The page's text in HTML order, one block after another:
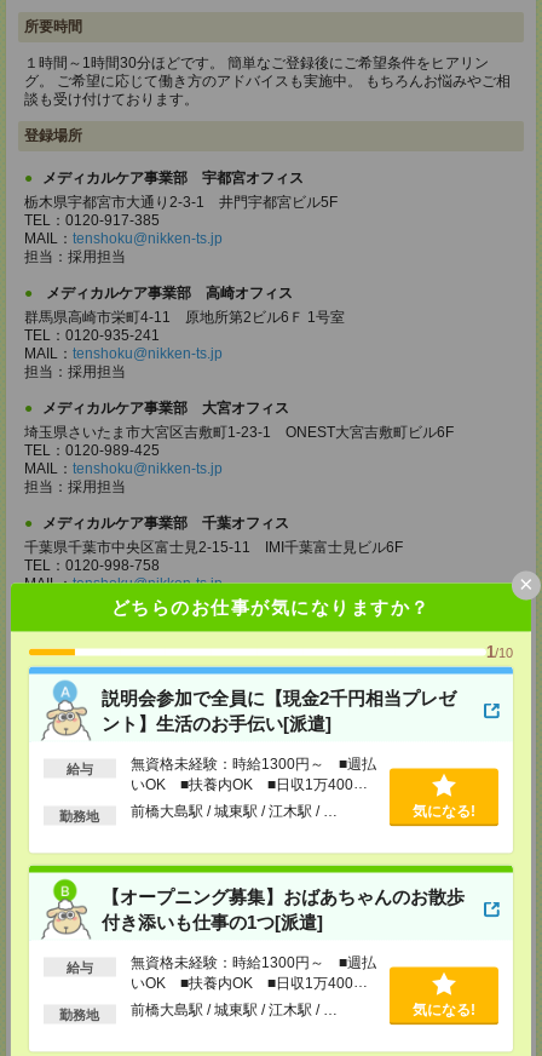
どちらのお仕事が気になりますか？
1/10
説明会参加で全員に【現金2千円相当プレゼ
ント】生活のお手伝い[派遣]
給与
無資格未経験：時給1300円～ ■週払
いOK ■扶養内OK ■日収1万400円
以上
勤務地 前橋大島駅 / 城東駅 / 江木駅 / … 気になる!
【オープニング募集】おばあちゃんのお散歩
付き添いも仕事の1つ[派遣]
給与
無資格未経験：時給1300円～ ■週払
いOK ■扶養内OK ■日収1万400円
以上
勤務地 前橋大島駅 / 城東駅 / 江木駅 / … 気になる!
×
所要時間
１時間～1時間30分ほどです。 簡単なご登録後にご希望条件をヒアリン
グ。 ご希望に応じて働き方のアドバイスも実施中。 もちろんお悩みやご相
談も受け付けております。
登録場所
メディカルケア事業部 宇都宮オフィス
栃木県宇都宮市大通り2-3-1 井門宇都宮ビル5F
TEL：0120-917-385
MAIL： tenshoku@nikken-ts.jp
担当：採用担当
メディカルケア事業部 高崎オフィス
群馬県高崎市栄町4-11 原地所第2ビル6Ｆ 1号室
TEL：0120-935-241
MAIL： tenshoku@nikken-ts.jp
担当：採用担当
メディカルケア事業部 大宮オフィス
埼玉県さいたま市大宮区吉敷町1-23-1 ONEST大宮吉敷町ビル6F
TEL：0120-989-425
MAIL： tenshoku@nikken-ts.jp
担当：採用担当
メディカルケア事業部 千葉オフィス
千葉県千葉市中央区富士見2-15-11 IMI千葉富士見ビル6F
TEL：0120-998-758
MAIL：tenshoku@nikken-ts.jp
担当：採用担当
千葉県柏市末広町5-19 第12関口ビル7F 705号室
TEL：0120-935-218
MAIL：tenshoku@nikken-ts.jp
担当：採用担当
メディカルケア事業部 新宿オフィス
東京都新宿区新宿2-3-10 新宿御苑ビル6階
TEL：0120-457-235
MAIL：tenshoku@nikken-ts.jp
メディカルケア事業部 立川事業部
東京都立川市錦町1-12-14
TEL：0120-934-200
MAIL：tenshoku@nikken-ts.jp
メディカルケア事業部 町田オフィス
東京都町田市森野1-7-23 大樹生命町田ビル6F